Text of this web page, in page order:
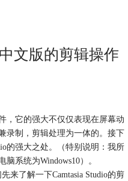
文版的剪辑操作
，它的强大不仅仅表现在屏幕动
录制，剪辑处理为一体的。接下
的强大之处。（特别说明：我所
脑系统为Windows10）。
来了解一下Camtasia Studio的剪